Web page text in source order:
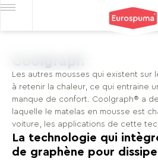
Les autres mousses qui existent sur
à retenir la chaleur, ce qui entraine
manque de confort. Coolgraph® a
laquelle le matelas en mousse est
voiture, les applications de cette
La technologie qui
de graphène pour